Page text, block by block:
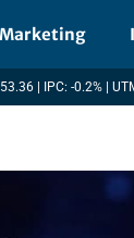
Marketing
| IPC: -0.2% |